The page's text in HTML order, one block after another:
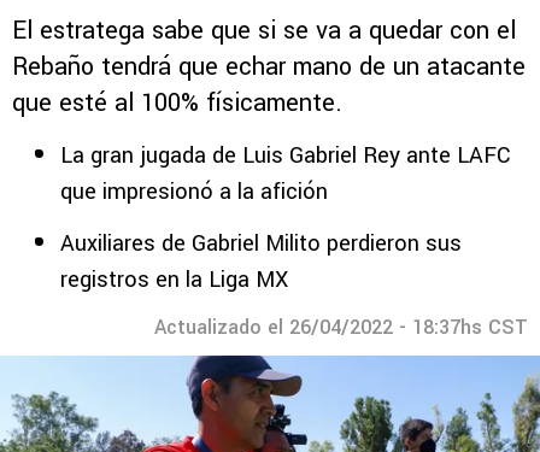
El estratega sabe que si se va a quedar con el
Rebaño tendrá que echar mano de un atacante
que esté al 100% físicamente.
La gran jugada de Luis Gabriel Rey ante LAFC
que impresionó a la afición
Auxiliares de Gabriel Milito perdieron sus
registros en la Liga MX
Actualizado el 26/04/2022 - 18:37hs CST